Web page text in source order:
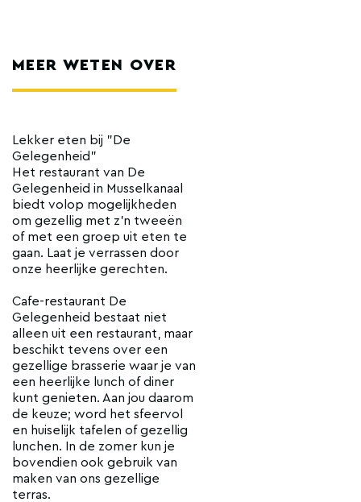
MEER WETEN OVER
Lekker eten bij "De
Gelegenheid"
Het restaurant van De
Gelegenheid in Musselkanaal
biedt volop mogelijkheden
om gezellig met z’n tweeën
of met een groep uit eten te
gaan. Laat je verrassen door
onze heerlijke gerechten.
Cafe-restaurant De
Gelegenheid bestaat niet
alleen uit een restaurant, maar
beschikt tevens over een
gezellige brasserie waar je van
een heerlijke lunch of diner
kunt genieten. Aan jou daarom
de keuze; word het sfeervol
en huiselijk tafelen of gezellig
lunchen. In de zomer kun je
bovendien ook gebruik van
maken van ons gezellige
terras.